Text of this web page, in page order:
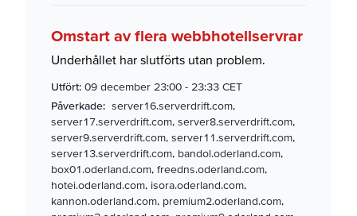
Omstart av flera webbhotellservrar
Underhållet har slutförts utan problem.
Utfört: 09 december 23:00 - 23:33 CET
Påverkade: server16.serverdrift.com,
server17.serverdrift.com, server8.serverdrift.com,
server9.serverdrift.com, server11.serverdrift.com,
server13.serverdrift.com, bandol.oderland.com,
box01.oderland.com, freedns.oderland.com,
hotei.oderland.com, isora.oderland.com,
kannon.oderland.com, premium2.oderland.com,